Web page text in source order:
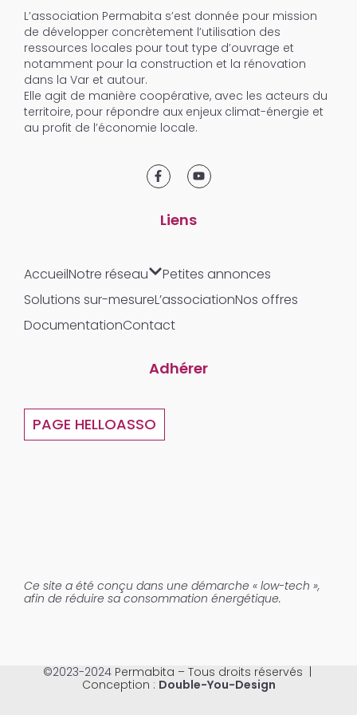
L’association Permabita s’est donnée pour mission
de développer concrètement l’utilisation des
ressources locales pour tout type d’ouvrage et
notamment pour la construction et la rénovation
dans la Var et autour.
Elle agit de manière coopérative, avec les acteurs du
territoire, pour répondre aux enjeux climat-énergie et
au profit de l’économie locale.
Liens
AccueilNotre réseau
Petites annonces
Solutions sur-mesureL’associationNos offres
DocumentationContact
Adhérer
PAGE HELLOASSO
Ce site a été conçu dans une démarche « low-tech »,
afin de réduire sa consommation énergétique.
©2023-2024 Permabita – Tous droits réservés |
Conception : Double-You-Design